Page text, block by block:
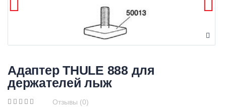
Адаптер THULE 888 для
держателей лыж
Отзывы (0)